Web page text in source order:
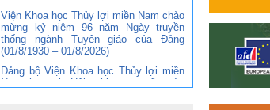
Viện Khoa học Thủy lợi miền Nam chào
mừng kỷ niệm 96 năm Ngày truyền
thống ngành Tuyên giáo của Đảng
(01/8/1930 – 01/8/2026)
Đảng bộ Viện Khoa học Thủy lợi miền
Nam tham gia Hội nghị trực tuyến toàn
quốc nghiên cứu, học tập, quán triệt và